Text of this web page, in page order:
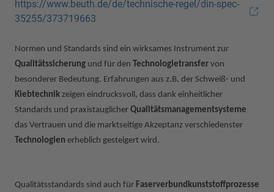
https://www.beuth.de/de/technische-regel/din-spec-
35255/373719663
Normen und Standards sind ein wirksames Instrument zur
Qualitätssicherung und für den Technologietransfer von
besonderer Bedeutung. Erfahrungen aus z.B. der Schweiß- und
Klebtechnik zeigen eindrucksvoll, dass dank einheitlicher
Standards und praxistauglicher Qualitätsmanagementsysteme
das Vertrauen und die marktseitige Akzeptanz verschiedenster
Technologien erheblich gesteigert wird.
Qualitätsstandards sind auch für Faserverbundkunststoffprozesse